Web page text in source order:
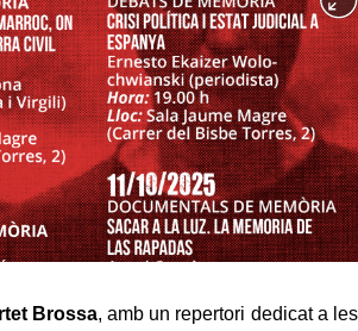
Brossa, amb un repertori dedicat a les